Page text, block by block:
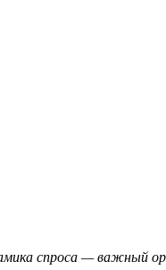
спроса — важный